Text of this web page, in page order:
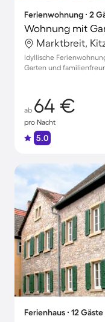
Ferienwohnung ∙ 2
Wohnung mit
Marktbreit,
Idyllische
Garten und
ab 64 €
pro Nacht
5.0
Ferienhaus ∙ 12